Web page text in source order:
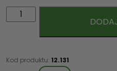
l
ć
Kod produktu: 12.131